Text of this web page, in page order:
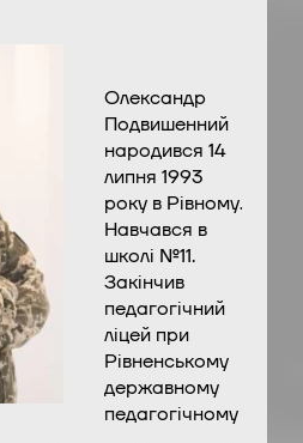
Олександр
Подвишенний
народився 14
липня 1993
року в Рівному.
Навчався в
школі №11.
Закінчив
педагогічний
ліцей при
Рівненському
державному
педагогічному